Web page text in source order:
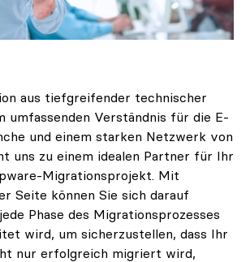
aus tiefgreifender technischer
umfassenden Verständnis für die E-
und einem starken Netzwerk von
uns zu einem idealen Partner für Ihr
Migrationsprojekt. Mit
Seite können Sie sich darauf
Phase des Migrationsprozesses
wird, um sicherzustellen, dass Ihr
nur erfolgreich migriert wird,